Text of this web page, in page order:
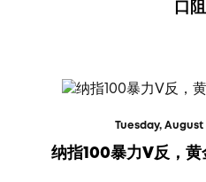
口
Tuesday, August
纳指100暴力V反，